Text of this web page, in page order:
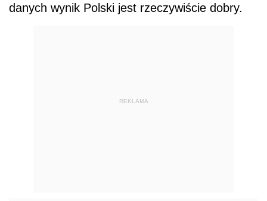
danych wynik Polski jest rzeczywiście dobry.
REKLAMA